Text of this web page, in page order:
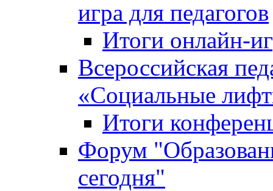
игра для педагогов
Итоги онлайн-
Всероссийская
«Cоциальные
Итоги
Форум
сегодня"